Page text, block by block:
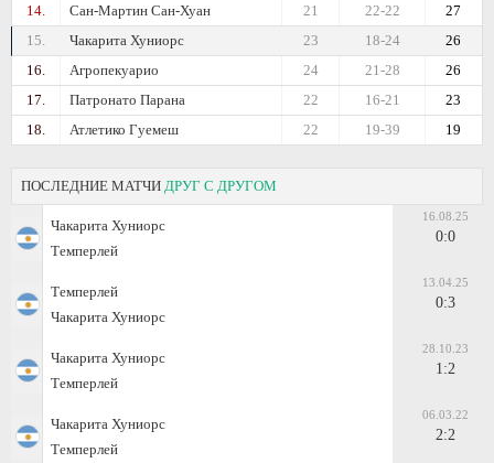
14.
Сан-Мартин Сан-Хуан 27
22-22
21
15.
Чакарита Хуниорс 26
18-24
23
16.
Агропекуарио 26
21-28
24
17.
Патронато Парана 23
16-21
22
18.
Атлетико Гуемеш 19
19-39
22
ПОСЛЕДНИЕ МАТЧИ ДРУГ С ДРУГОМ
Чакарита Хуниорс
Темперлей
16.08.25
0:0
Темперлей
Чакарита Хуниорс
13.04.25
0:3
Чакарита Хуниорс
Темперлей
28.10.23
1:2
Чакарита Хуниорс
Темперлей
06.03.22
2:2